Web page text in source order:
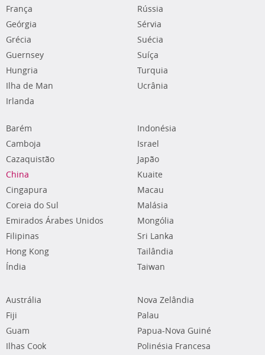
França
Geórgia
Grécia
Guernsey
Hungria
Ilha de Man
Irlanda
Rússia
Sérvia
Suécia
Suíça
Turquia
Ucrânia
Barém
Camboja
Cazaquistão
China
Cingapura
Coreia do Sul
Emirados Árabes Unidos
Filipinas
Hong Kong
Índia
Indonésia
Israel
Japão
Kuaite
Macau
Malásia
Mongólia
Sri Lanka
Tailândia
Taiwan
Austrália
Fiji
Guam
Ilhas Cook
Nova Zelândia
Palau
Papua-Nova Guiné
Polinésia Francesa